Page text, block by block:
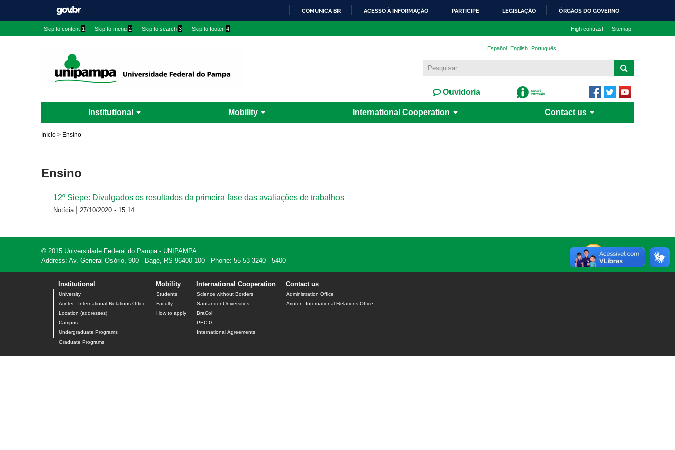
COMUNICA BR ACESSO À INFORMAÇÃO PARTICIPE LEGISLAÇÃO ÓRGÃOS DO GOVERNO
Skip to content 1 Skip to menu 2 Skip to search 3 Skip to footer 4 High contrast Sitemap
Português
English
Español
Ouvidoria
Institutional Mobility International Cooperation Contact us
Início > Ensino
Ensino
12º Siepe: Divulgados os resultados da primeira fase das avaliações de trabalhos
Notícia 27/10/2020 - 15:14
© 2015 Universidade Federal do Pampa - UNIPAMPA
Address: Av. General Osório, 900 - Bagé, RS 96400-100 - Phone: 55 53 3240 - 5400
Institutional
University
Arinter - International Relations Office
Location (addresses)
Campus
Undergraduate Programs
Graduate Programs
Mobility
Students
Faculty
How to apply
International Cooperation
Science without Borders
Santander Universities
BraCol
PEC-G
International Agreements
Contact us
Administration Office
Arinter - International Relations Office